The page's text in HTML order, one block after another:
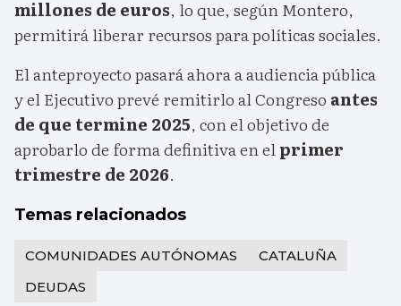
millones de euros, lo que, según Montero,
permitirá liberar recursos para políticas sociales.
El anteproyecto pasará ahora a audiencia pública
y el Ejecutivo prevé remitirlo al Congreso antes
de que termine 2025, con el objetivo de
aprobarlo de forma definitiva en elprimer
trimestre de 2026.
Temas relacionados
COMUNIDADES AUTÓNOMAS
CATALUÑA
DEUDAS